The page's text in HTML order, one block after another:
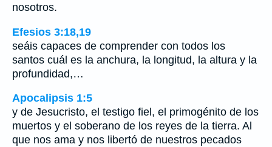
nosotros.
Efesios 3:18,19
seáis capaces de comprender con todos los
santos cuál es la anchura, la longitud, la altura y la
profundidad,…
Apocalipsis 1:5
y de Jesucristo, el testigo fiel, el primogénito de los
muertos y el soberano de los reyes de la tierra. Al
que nos ama y nos libertó de nuestros pecados